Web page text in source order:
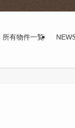
所有物件一覧